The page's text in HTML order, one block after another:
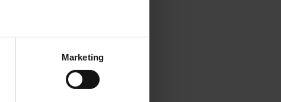
Marketing